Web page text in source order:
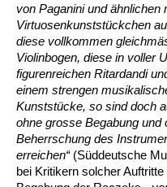
von Paganini und ähnlichen
Virtuosenkunststückchen
diese vollkommen
Violinbogen, diese in voller
figurenreichen Ritardandi
einem strengen
Kunststücke, so sind doch
ohne grosse Begabung und
Beherrschung des
erreichen“(Süddeutsche
bei Kritikern solcher